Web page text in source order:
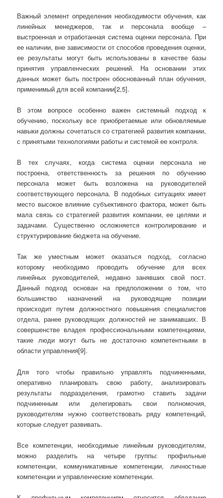
Важный элемент определения необходимости обучения, как
линейных менеджеров, так и персонала вообще –
выстроенная и отработанная система оценки персонала. При
ее наличии, вне зависимости от способов проведения оценки,
ее результаты могут быть использованы в качестве базы
принятия управленческих решений. На основании этих
данных может быть построен обоснованный план обучения,
применимый для всей компании[2,5].
В этом вопросе особенно важен системный подход к
обучению, поскольку все приобретаемые или обновляемые
навыки должны сочетаться со стратегией развития компании,
с принятыми технологиями работы и системой ее контроля.
В тех случаях, когда система оценки персонала не
построена, ответственность за решения по обучению
персонала может быть возложена на руководителей
соответствующего персонала. В подобных ситуациях имеет
место высокое влияние субъективного фактора, может быть
мала связь со стратегией развития компании, ее целями и
задачами. Существенно осложняется контролирование и
структурирование бюджета на обучение.
Так же уместным может оказаться подход, согласно
которому необходимо проводить обучение для всех
линейных руководителей, недавно занявших свой пост.
Данный подход основан на предположении о том, что
большинство назначений на руководящие позиции
происходит путем должностного повышения специалистов
отдела, ранее руководящих должностей не занимавших. В
совершенстве владея профессиональными компетенциями,
такие люди могут быть не достаточно компетентными в
области управления[9].
Для того чтобы правильно управлять подчиненными,
оперативно планировать свою работу, анализировать
результаты подразделения, грамотно ставить задачи
подчиненным или делегировать свои полномочия,
руководителям нужно соответствовать ряду компетенций,
которые следует развивать.
Все компетенции, необходимые линейным руководителям,
можно разделить на четыре группы: профильные
компетенции, коммуникативные компетенции, личностные
компетенции и управленческие компетенции.